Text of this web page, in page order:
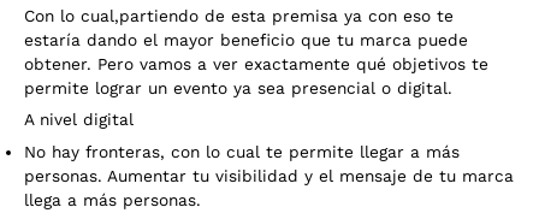
Con lo cual,partiendo de esta premisa ya con eso te
estaría dando el mayor beneficio que tu marca puede
obtener. Pero vamos a ver exactamente qué objetivos te
permite lograr un evento ya sea presencial o digital.
A nivel digital
No hay fronteras, con lo cual te permite llegar a más
personas. Aumentar tu visibilidad y el mensaje de tu marca
llega a más personas.